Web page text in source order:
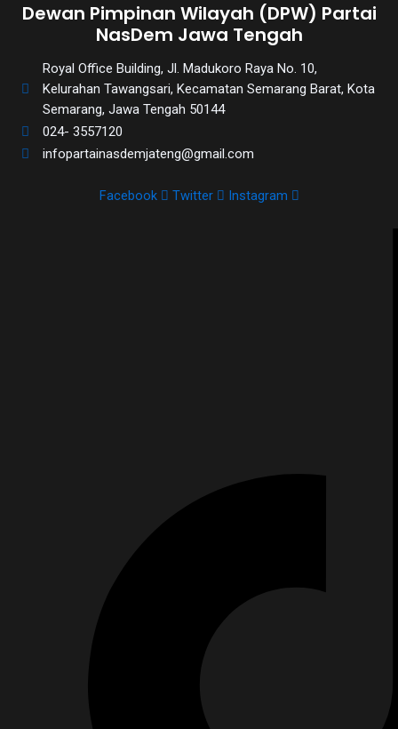
Dewan Pimpinan Wilayah (DPW) Partai
NasDem Jawa Tengah
Royal Office Building, Jl. Madukoro Raya No. 10,
Kelurahan Tawangsari, Kecamatan Semarang Barat, Kota
Semarang, Jawa Tengah 50144
024- 3557120
infopartainasdemjateng@gmail.com
Facebook Twitter Instagram